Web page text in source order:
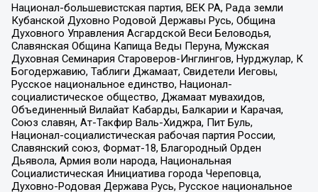
Национал-большевистская партия, ВЕК РА, Рада земли
Кубанской Духовно Родовой Державы Русь, Община
Духовного Управления Асгардской Веси Беловодья,
Славянская Община Капища Веды Перуна, Мужская
Духовная Семинария Староверов-Инглингов, Нурджулар, К
Богодержавию, Таблиги Джамаат, Свидетели Иеговы,
Русское национальное единство, Национал-
социалистическое общество, Джамаат мувахидов,
Объединенный Вилайат Кабарды, Балкарии и Карачая,
Союз славян, Ат-Такфир Валь-Хиджра, Пит Буль,
Национал-социалистическая рабочая партия России,
Славянский союз, Формат-18, Благородный Орден
Дьявола, Армия воли народа, Национальная
Социалистическая Инициатива города Череповца,
Духовно-Родовая Держава Русь, Русское национальное